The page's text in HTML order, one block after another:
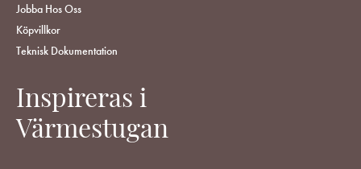
Jobba Hos Oss
Köpvillkor
Teknisk Dokumentation
Inspireras i
Värmestugan